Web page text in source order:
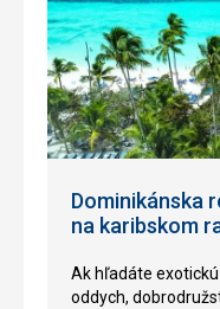
Dominikánska
na karibskom
Ak hľadáte
oddych,